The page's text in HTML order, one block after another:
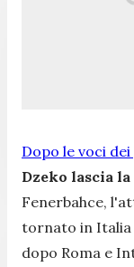
Dopo le voci
Dzeko lascia
Fenerbahce,
tornato in Italia
dopo Roma e